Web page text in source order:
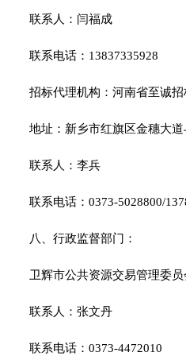
联系人：闫福
联系电话：13837335928
招标代理机构：河南省至诚
地址：新乡市红旗区金穗大
联系人：李兵
联系电话：0373-5028800/
八、行政监督部门：
卫辉市公共资源交易管理委员
联系人：张文丹
联系电话：0373-4472010